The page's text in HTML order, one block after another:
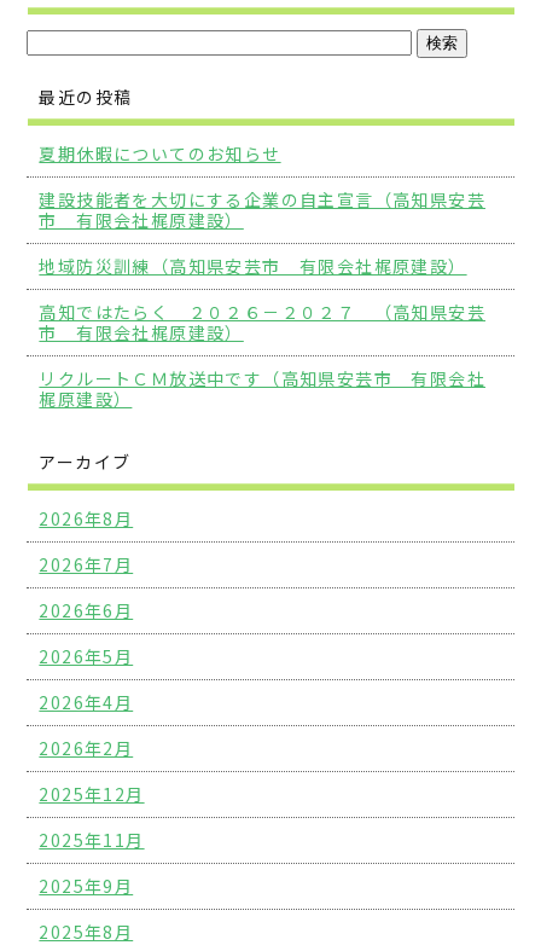
最近の投稿
夏期休暇についてのお知らせ
建設技能者を大切にする企業の自主宣言（高知県安芸
市 有限会社梶原建設）
地域防災訓練（高知県安芸市 有限会社梶原建設）
高知ではたらく ２０２６－２０２７ （高知県安芸
市 有限会社梶原建設）
リクルートＣＭ放送中です（高知県安芸市 有限会社
梶原建設）
アーカイブ
2026年8月
2026年7月
2026年6月
2026年5月
2026年4月
2026年2月
2025年12月
2025年11月
2025年9月
2025年8月